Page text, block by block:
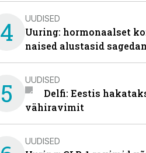
4 UUDISED
Uuring: hormonaalset
naised alustasid
5 UUDISED
Delfi: Eestis
vähiravimit
UUDISED